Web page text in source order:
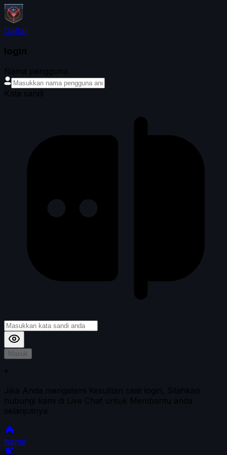
Daftar
login
Nama pengguna
Kata sandi
Masuk
*
Jika Anda mengalami Kesulitan saat login, Silahkan
hubungi kami di Live Chat untuk Membantu anda
selanjutnya
home